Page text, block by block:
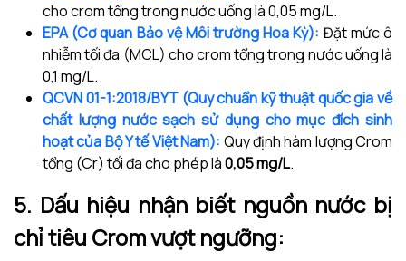
cho crom tổng trong nước uống là 0,05 mg/L.
EPA (Cơ quan Bảo vệ Môi trường Hoa Kỳ): Đặt mức ô
nhiễm tối đa (MCL) cho crom tổng trong nước uống là
0,1 mg/L.
QCVN 01-1:2018/BYT (Quy chuẩn kỹ thuật quốc gia về
chất lượng nước sạch sử dụng cho mục đích sinh
hoạt của Bộ Y tế Việt Nam): Quy định hàm lượng Crom
tổng (Cr) tối đa cho phép là0,05 mg/L.
5. Dấu hiệu nhận biết nguồn nước bị
chỉ tiêu Crom vượt ngưỡng: